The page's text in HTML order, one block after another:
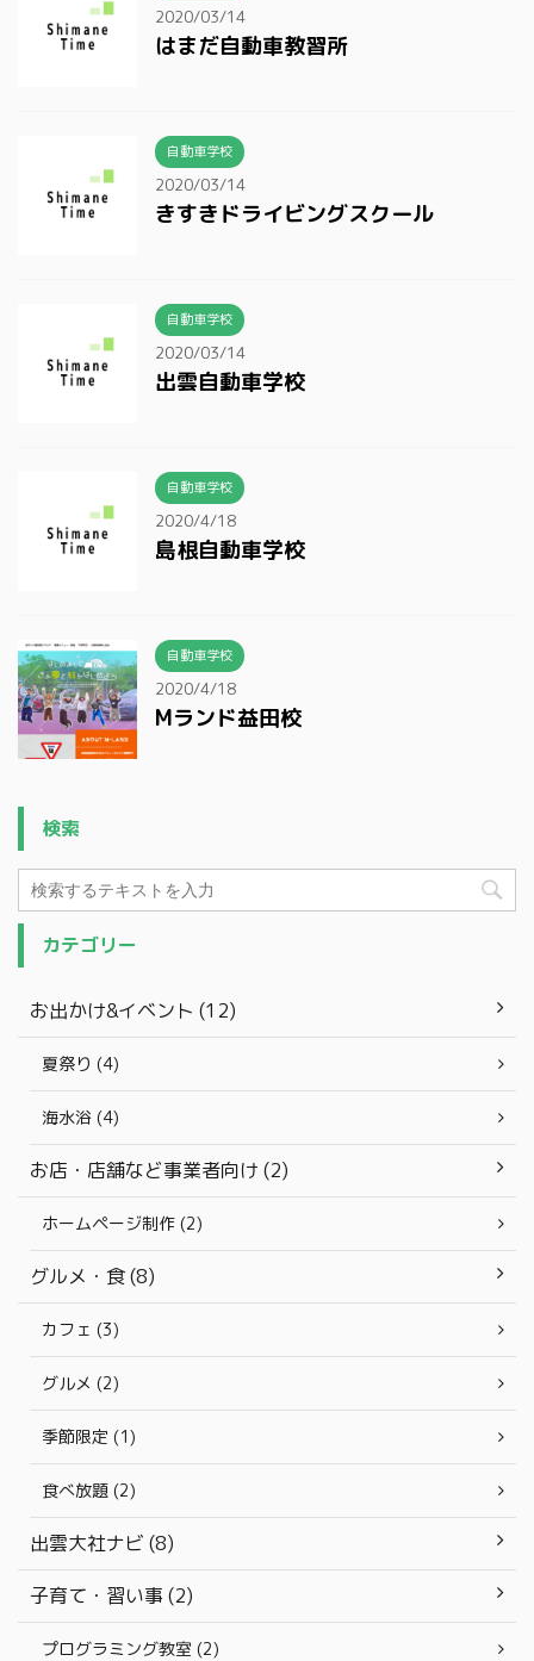
2020/03/14
はまだ自動車教習所
自動車学校
2020/03/14
きすきドライビングスクール
自動車学校
2020/03/14
出雲自動車学校
自動車学校
2020/4/18
島根自動車学校
自動車学校
2020/4/18
Mランド益田校
検索
カテゴリー
お出かけ&イベント (12)
夏祭り (4)
海水浴 (4)
お店・店舗など事業者向け (2)
ホームページ制作 (2)
グルメ・食 (8)
カフェ (3)
グルメ (2)
季節限定 (1)
食べ放題 (2)
出雲大社ナビ (8)
子育て・習い事 (2)
プログラミング教室 (2)